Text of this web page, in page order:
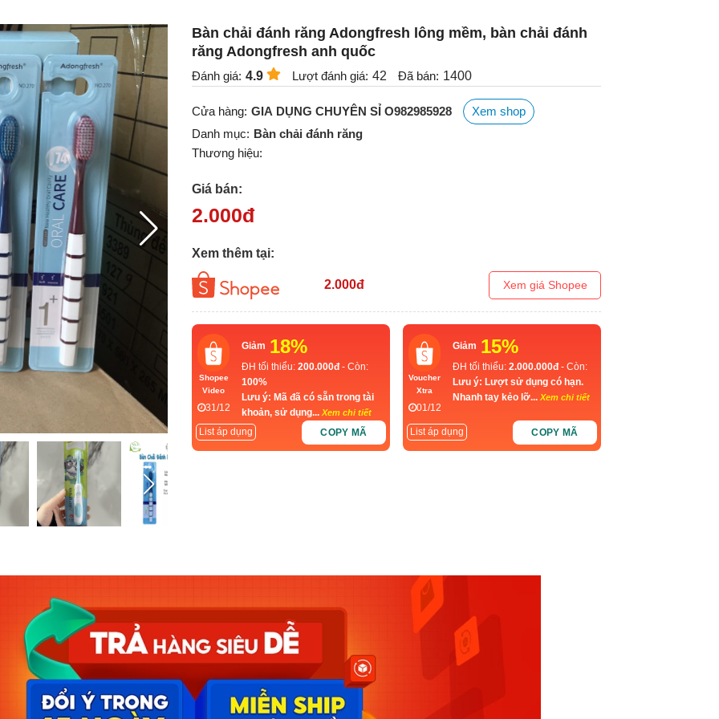
Bàn chải đánh răng Adongfresh lông mềm, bàn chải đánh
răng Adongfresh anh quốc
Đánh giá: 4.9 Lượt đánh giá: 42 Đã bán: 1400
Cửa hàng: GIA DỤNG CHUYÊN SỈ O982985928
Xem shop
Danh mục: Bàn chải đánh răng
Thương hiệu:
Giá bán:
2.000đ
Xem thêm tại:
2.000đ Xem giá Shopee
Shopee
Video
31/12
Giảm 18%
ĐH tối thiểu: 200.000đ - Còn:
100%
Lưu ý: Mã đã có sẵn trong tài
khoản, sử dụng... Xem chi tiết
List áp dụng COPY MÃ
Voucher
Xtra
01/12
Giảm 15%
ĐH tối thiểu: 2.000.000đ - Còn:
Lưu ý: Lượt sử dụng có hạn.
Nhanh tay kẻo lỡ... Xem chi tiết
List áp dụng COPY MÃ